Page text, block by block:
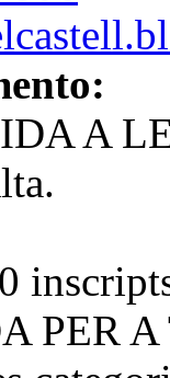
A
PER A